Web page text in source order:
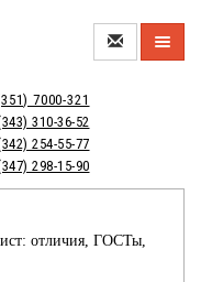
7000-321
310-36-52
254-55-77
298-15-90
отличия, ГОСТы,